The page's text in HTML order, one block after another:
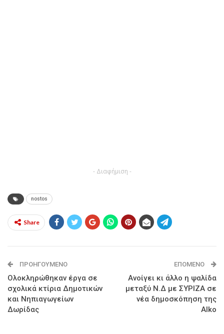
- Διαφήμιση -
nostos
Share
ΠΡΟΗΓΟΎΜΕΝΟ
Ολοκληρώθηκαν έργα σε
σχολικά κτίρια Δημοτικών
και Νηπιαγωγείων
Δωρίδας
ΕΠΌΜΕΝΟ
Ανοίγει κι άλλο η ψαλίδα
μεταξύ Ν.Δ με ΣΥΡΙΖΑ σε
νέα δημοσκόπηση της
Alko